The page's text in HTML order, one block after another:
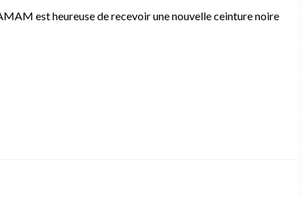
est heureuse de recevoir une nouvelle ceinture noire